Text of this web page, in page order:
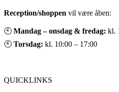
Reception/shoppen vil være åben:
🕙 Mandag – onsdag & fredag: kl.
🕙 Torsdag: kl. 10:00 – 17:00
QUICKLINKS